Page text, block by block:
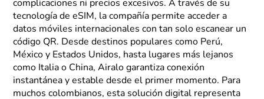
complicaciones ni precios excesivos. A través de su
tecnología de eSIM, la compañía permite acceder a
datos móviles internacionales con tan solo escanear un
código QR. Desde destinos populares como Perú,
México y Estados Unidos, hasta lugares más lejanos
como Italia o China, Airalo garantiza conexión
instantánea y estable desde el primer momento. Para
muchos colombianos, esta solución digital representa